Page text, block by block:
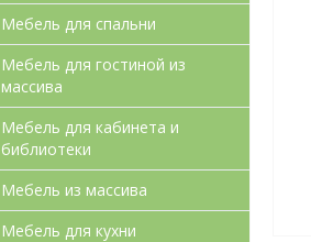
Мебель для спальни
Мебель для гостиной из
массива
Мебель для кабинета и
библиотеки
Мебель из массива
Мебель для кухни